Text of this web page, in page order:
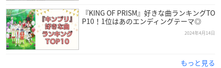
『KING OF PRISM』好きな曲ランキングTO
P10！1位はあのエンディングテーマ◎
2024年4月14日
もっと見る